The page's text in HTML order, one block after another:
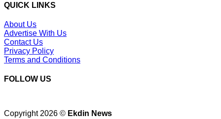
QUICK LINKS
About Us
Advertise With Us
Contact Us
Privacy Policy
Terms and Conditions
FOLLOW US
Copyright 2026 © Ekdin News